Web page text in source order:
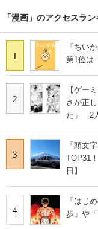
「漫画」のアクセスラ
1
「ちい
第1位は
2
【ゲー
さが正
た」 2
3
「頭文
TOP31
日】
4
「はじ
歩」や